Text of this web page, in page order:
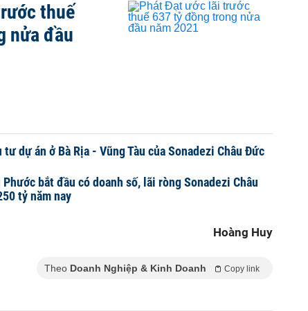
thuế
nửa đầu
tư dự án ở Bà Rịa - Vũng Tàu của Sonadezi Châu Đức
Phước bắt đầu có doanh số, lãi ròng Sonadezi Châu
tỷ năm nay
Hoàng Huy
Theo Doanh Nghiệp & Kinh Doanh Copy link